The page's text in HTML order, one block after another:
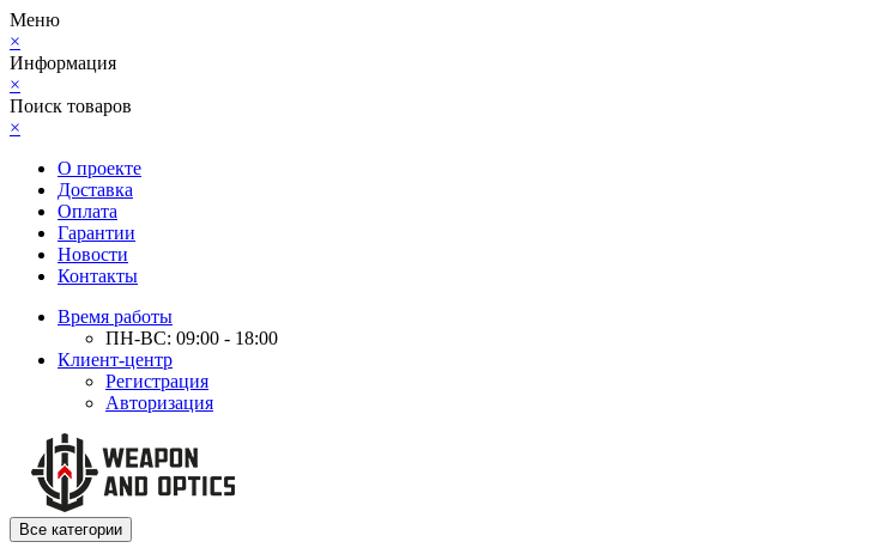
Меню
×
Информация
×
Поиск товаров
×
О проекте
Доставка
Оплата
Гарантии
Новости
Контакты
Время работы
ПН-ВС: 09:00 - 18:00
Клиент-центр
Регистрация
Авторизация
Все категории